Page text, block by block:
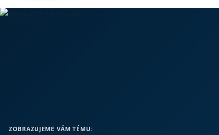
ZOBRAZUJEME VÁM TÉMU: